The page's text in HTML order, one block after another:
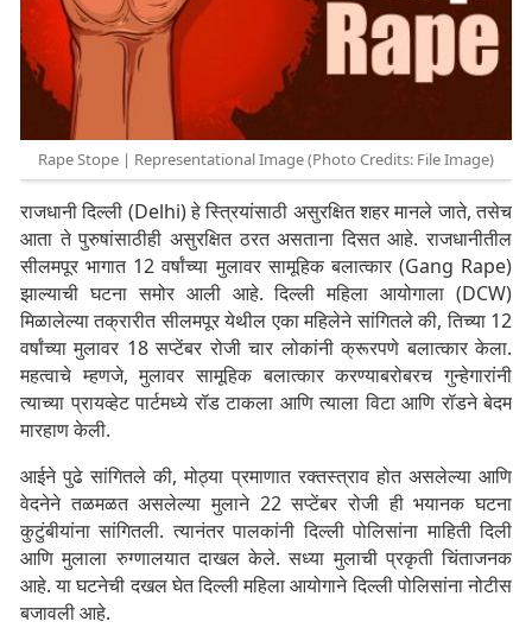
Rape Stope | Representational Image (Photo Credits: File Image)
राजधानी दिल्ली (Delhi) हे स्त्रियांसाठी असुरक्षित शहर मानले जाते, तसेच
आता ते पुरुषांसाठीही असुरक्षित ठरत असताना दिसत आहे. राजधानीतील
सीलमपूर भागात 12 वर्षांच्या मुलावर सामूहिक बलात्कार (Gang Rape)
झाल्याची घटना समोर आली आहे. दिल्ली महिला आयोगाला (DCW)
मिळालेल्या तक्रारीत सीलमपूर येथील एका महिलेने सांगितले की, तिच्या 12
वर्षांच्या मुलावर 18 सप्टेंबर रोजी चार लोकांनी क्रूरपणे बलात्कार केला.
महत्वाचे म्हणजे, मुलावर सामूहिक बलात्कार करण्याबरोबरच गुन्हेगारांनी
त्याच्या प्रायव्हेट पार्टमध्ये रॉड टाकला आणि त्याला विटा आणि रॉडने बेदम
मारहाण केली.
आईने पुढे सांगितले की, मोठ्या प्रमाणात रक्तस्त्राव होत असलेल्या आणि
वेदनेने तळमळत असलेल्या मुलाने 22 सप्टेंबर रोजी ही भयानक घटना
कुटुंबीयांना सांगितली. त्यानंतर पालकांनी दिल्ली पोलिसांना माहिती दिली
आणि मुलाला रुग्णालयात दाखल केले. सध्या मुलाची प्रकृती चिंताजनक
आहे. या घटनेची दखल घेत दिल्ली महिला आयोगाने दिल्ली पोलिसांना नोटीस
बजावली आहे.